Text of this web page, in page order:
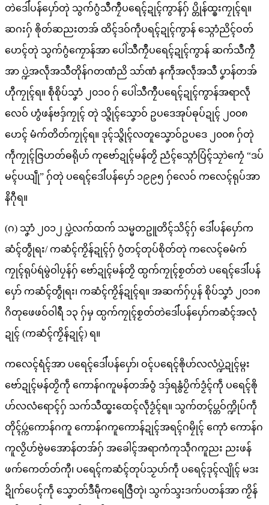
တဲဒေါံပန်ပှော်တုဲ သွက်ဂွံသဳကၠဳပရေၚ်ဍုၚ်ကွာန်ဂှ် ပ္တိုန်ထ္ၜးကၠုၚ်ရ။
ဆဂးဂှ် ၜိုတ်ဆညးတအ် ထိၚ်ဒဝ်ကဵုပရၚ်ဍုၚ်ကွာန် သ္ဂောံညိၚ်ဝတ်
ဟေၚ်တုဲ သွက်ဂွံကၠောန်အာ ပေါဲသဳကၠဳပရေၚ်ဍုၚ်ကွာန် ဆက်သဳကၠဳ
အာ ပ္ဍဲအလဵုအသဳတိုန်ဂတဏံညိ သာ်ဏံ နကဵုအလဵုအသဳ ပၞာန်တအ်
ဟီုကၠုၚ်ရ။ စဵုစိုပ်သၞာံ ၂၀၁၀ ဂှ် ပေါဲသဳကၠဳပရေၚ်ဍုၚ်ကွာန်အရာလဵု
လေဝ် ဟွံဖန်ဗဒှ်ကၠုၚ် တုဲ သ္ဇိုၚ်သၞောဝ် ဥပဒေအုပ်ဓုပ်ဍုၚ် ၂၀၀၈
ဟေၚ် မံက်တိတ်ကၠုၚ်ရ။ ဒုၚ်သ္ဇိုၚ်လတူသၞောဝ်ဥပဒေ ၂၀၀၈ ဂှ်တုဲ
ကဵုကၠုၚ်ဇြဟတ်ဓရိုဟ် ကုဗော်ဍုၚ်မန်တၟိ ညံၚ်သ္ဂောံပြံၚ်သၠာဲကၠေံ “ဒပ်
မၚ်ပယျဵု” ဂှ်တုဲ ပရေၚ်ဒေါံပန်ပှော် ၁၉၉၅ ဂှ်လေဝ် ကလေၚ်ရုပ်အာ
နိဂီုရ။
(ဂ) သၞာံ ၂၀၁၂ ပ္ဍဲလက်ထက် သမ္မတဥူတိၚ်သိၚ်ဂှ် ဒေါံပန်ပှော်က
ဆံၚ်တွဵုရး/ ကဆံၚ်ကၟိန်ဍုၚ်ဂှ် ဂွံတၚ်တုပ်စိုတ်တုဲ ကလေၚ်ဓမံက်
ကၠုၚ်ရုပ်ရဴမွဲဝါပၠန်ဂှ် ဗော်ဍုၚ်မန်တၟိ ထ္ပက်ကၠုၚ်စၟတ်တဲ ပရေၚ်ဒေါံပန်
ပှော် ကဆံၚ်တွဵုရး၊ ကဆံၚ်ကၟိန်ဍုၚ်ရ။ အဆက်ဂှ်ပၠန် စိုပ်သၞာံ ၂၀၁၈
ဂိတုဖေဖဝ်ဝါရဳ ၁၃ ဂှ်မှ ထ္ပက်ကၠုၚ်စၟတ်တဲဒေါံပန်ပှော်ကဆံၚ်အလုံ
ဍုၚ် (ကဆံၚ်ကၟိန်ဍုၚ်) ရ။
ကလေၚ်ရံၚ်အာ ပရေၚ်ဒေါံပန်ပှော်၊ ဝၚ်ပရေၚ်ၜိုဟ်လလံပ္ဍဲဍုၚ်မ္ဂး
ဗော်ဍုၚ်မန်တၟိကဵု ကောန်ဂကူမန်တအ်ဝွံ ဒဒှ်ရနွံပၟိက်ဒၟံၚ်ကဵု ပရေၚ်ၜို
ဟ်လလံရောၚ်ဂှ် သက်သဳထ္ၜးထေၚ်လဵုဒၟံၚ်ရ။ သွက်တၚ်ပ္တဝ်က္ဍိုပ်ကဵု
တိုၚ်ပ္ကဴကောန်ဂကူ ကောန်ဂကူကောန်ဍုၚ်အရၚ်ဂမၠိုၚ် ကေုာံ ကောန်ဂ
ကူလၟိဟ်ဗွဲမအောန်တအ်ဂှ် အခေါၚ်အရာကံကုသဵုဂကူညး ညးဖန်
ဖက်ကေတ်တ်ကီု၊ ပရေၚ်ကဆံၚ်တုပ်သၟဟ်ကဵု ပရေၚ်ဒုၚ်လျိုၚ် မဒး
ဍိုက်ပေၚ်ကဵု သၞောတ်ဒဳမဵုကရေဇြဳတုဲ၊ သွက်သ္ဒးဒက်ပတန်အာ ကၟိန်